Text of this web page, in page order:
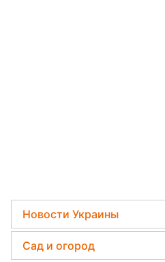
Новости Украины
Телеграм новости Украины
Сад и огород